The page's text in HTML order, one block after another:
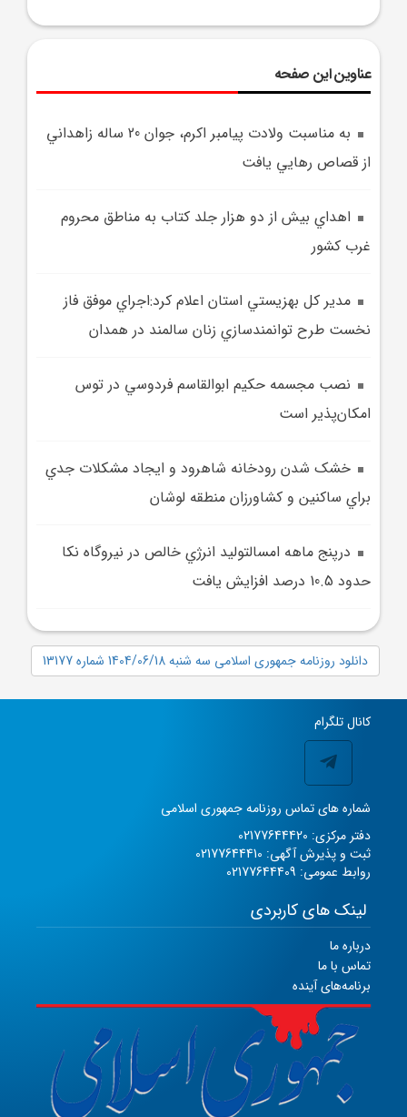
عناوین این صفحه
به مناسبت ولادت پيامبر اکرم، جوان 20 ساله زاهداني
از قصاص رهايي يافت
اهداي بيش از دو هزار جلد کتاب به مناطق محروم
غرب کشور
مدير کل بهزيستي استان اعلام کرد:اجراي موفق فاز
نخست طرح توانمندسازي زنان سالمند در همدان
نصب مجسمه حکيم ابوالقاسم فردوسي در توس
امکان‌پذير است
خشک شدن رودخانه شاهرود و ايجاد مشکلات جدي
براي ساکنين و کشاورزان منطقه لوشان
درپنج ماهه امسالتوليد انرژي خالص در نيروگاه نکا
حدود 10.5 درصد افزايش يافت
دانلود روزنامه جمهوری اسلامی سه شنبه 1404/06/18 شماره 13177
کانال تلگرام
شماره های تماس روزنامه جمهوری اسلامی
دفتر مرکزی: 02177644420
ثبت و پذیرش آگهی: 02177644410
روابط عمومی: 02177644409
لینک های کاربردی
درباره ما
تماس با ما
برنامه‌های آینده